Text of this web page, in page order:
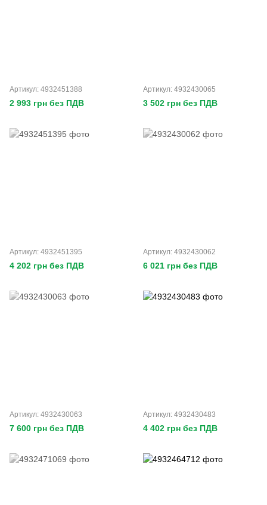
Артикул: 4932451388
2 993 грн без ПДВ
Артикул: 4932430065
3 502 грн без ПДВ
Артикул: 4932451395
4 202 грн без ПДВ
Артикул: 4932430062
6 021 грн без ПДВ
Артикул: 4932430063
7 600 грн без ПДВ
Артикул: 4932430483
4 402 грн без ПДВ